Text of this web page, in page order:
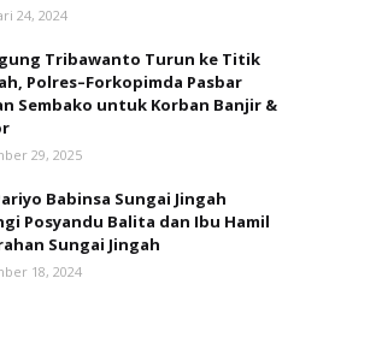
24, 2024
Tribawanto Turun ke Titik
Polres–Forkopimda Pasbar
Sembako untuk Korban Banjir &
29, 2025
Babinsa Sungai Jingah
Posyandu Balita dan Ibu Hamil
Sungai Jingah
18, 2024